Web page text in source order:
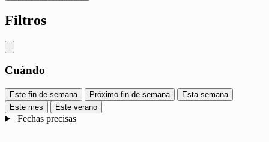
Filtros
Cuándo
Este fin de semana Próximo fin de semana
Esta semana
Este mes
Este verano
Fechas precisas